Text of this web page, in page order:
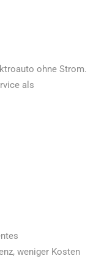
ohne Strom.
als
weniger Kosten